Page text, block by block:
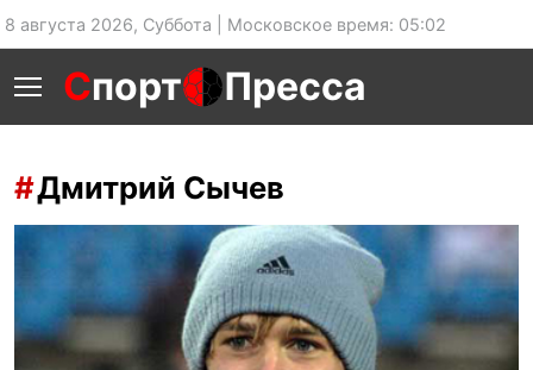
8 августа 2026, Суббота | Московское время: 05:02
Спорт Пресса
Дмитрий Сычев